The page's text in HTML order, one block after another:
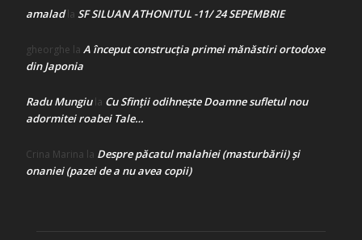
amaladla SF SILUAN ATHONITUL -11/ 24 SEPEMBRIE
gheorghe la A început construcţia primei mănăstiri ortodoxe
din Japonia
Radu Mungiula Cu Sfinții odihnește Doamne sufletul nou
adormitei roabei Tale…
Crina Marina la Despre păcatul malahiei (masturbării) şi
onaniei (pazei de a nu avea copii)